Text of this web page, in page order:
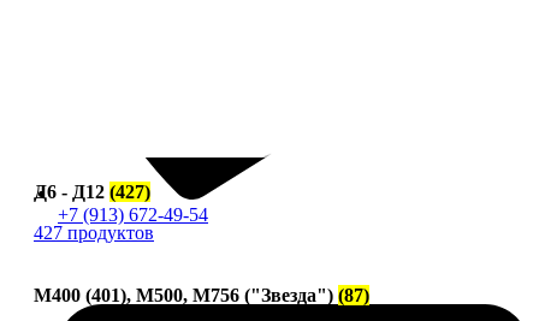
+7 (913) 672-49-54
Д6 - Д12 (427)
427 продуктов
М400 (401), М500, М756 ("Звезда") (87)